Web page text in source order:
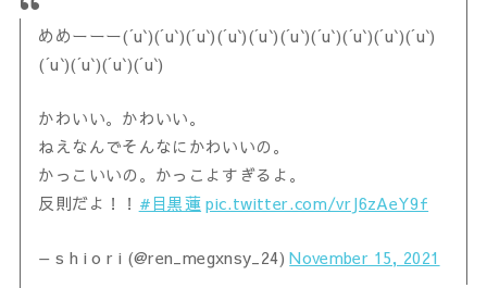
めめーーー(´u`)(´u`)(´u`)(´u`)(´u`)(´u`)(´u`)(´u`)(´u`)(´u`)
(´u`)(´u`)(´u`)(´u`)
かわいい。かわいい。
ねえなんでそんなにかわいいの。
かっこいいの。かっこよすぎるよ。
反則だよ！！ #目黒蓮 pic.twitter.com/vrJ6zAeY9f
— s h i o r i (@ren_megxnsy_24)November 15, 2021